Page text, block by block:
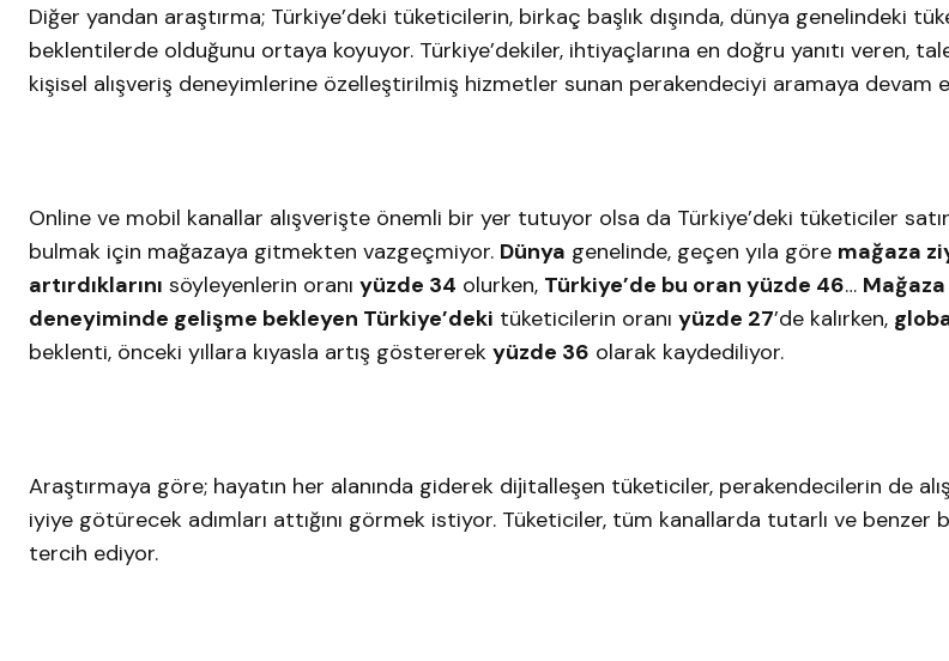
Diğer yandan araştırma; Türkiye’deki tüketicilerin, birkaç başlık dışında, dünya genelindeki
beklentilerde olduğunu ortaya koyuyor. Türkiye’dekiler, ihtiyaçlarına en doğru yanıtı veren,
kişisel alışveriş deneyimlerine özelleştirilmiş hizmetler sunan perakendeciyi aramaya devam
Online ve mobil kanallar alışverişte önemli bir yer tutuyor olsa da Türkiye’deki tüketiciler
bulmak için mağazaya gitmekten vazgeçmiyor. Dünya genelinde, geçen yıla göre mağaza
artırdıklarını söyleyenlerin oranı yüzde 34 olurken, Türkiye’de bu oran yüzde 46…
deneyiminde gelişme bekleyen Türkiye’deki tüketicilerin oranı yüzde 27’de kalırken,
beklenti, önceki yıllara kıyasla artış göstererek yüzde 36 olarak kaydediliyor.
Araştırmaya göre; hayatın her alanında giderek dijitalleşen tüketiciler, perakendecilerin de
iyiye götürecek adımları attığını görmek istiyor. Tüketiciler, tüm kanallarda tutarlı ve benzer
tercih ediyor.